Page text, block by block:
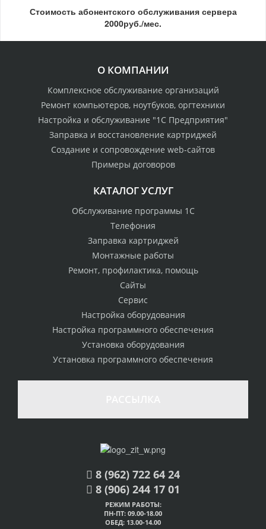
Стоимость абонентского обслуживания сервера
2000руб./мес.
О КОМПАНИИ
Комплексное обслуживание организаций
Ремонт компьютеров, ноутбуков, оргтехники
Настройка и обслуживание "1С Предприятия"
Заправка и восстановление картриджей
Создание и сопровождение web-сайтов
Примеры договоров
КАТАЛОГ УСЛУГ
Обслуживание программы 1С
Телефония
Заправка картриджей
Монтажные работы
Ремонт, профилактика, помощь
Сайты
Сервис
Настройка оборудования
Настройка программного обеспечения
Установка оборудования
Установка программного обеспечения
8 (962) 722 64 24
8 (906) 244 17 01
РЕЖИМ РАБОТЫ:
ПН-ПТ: 09.00-18.00
ОБЕД: 13.00-14.00